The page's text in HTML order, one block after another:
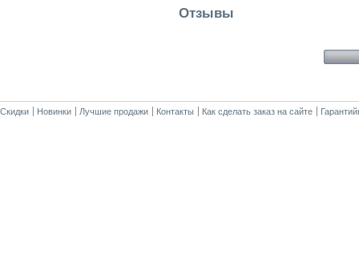
Отзывы
Скидки Новинки Лучшие продажи Контакты Как сделать заказ на сайте